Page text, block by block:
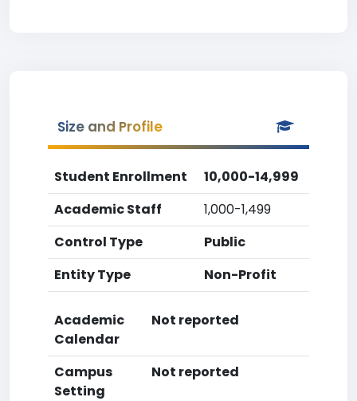
Size and Profile
Student Enrollment
10,000-14,999
Academic Staff
1,000-1,499
Control Type
Public
Entity Type
Non-Profit
Academic
Calendar
Not reported
Campus
Setting
Not reported